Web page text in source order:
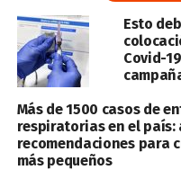
Esto
Covid-
Más de 1500 casos de
respiratorias en el país:
recomendaciones para
más pequeños